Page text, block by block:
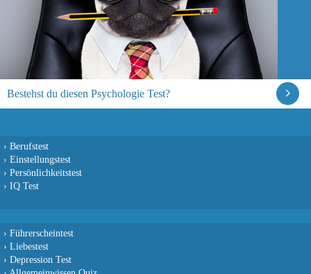
Bestehst du diesen Psychologie Test?
› Berufstest
› Einstellungstest
› Persönlichkeitstest
› IQ Test
› Führerscheintest
› Liebestest
› Depression Test